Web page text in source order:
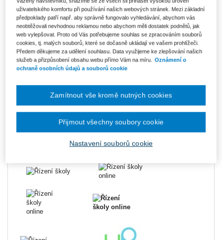
Hlavní partner:
Dalšími partnery jsou:
uživatelského komfortu při používání našich webových stránek. Mezi základní
předpoklady patří např. aby správně fungovalo vyhledávání, abychom vás
neobtěžovali nevhodnou reklamou nebo abychom měli dostatek podnětů, jak
web vylepšovat. Proto od Vás potřebujeme souhlas se zpracováním souborů
cookies, tj. malých souborů, které se dočasně ukládají ve vašem prohlížeči.
Předem děkujeme za udělení souhlasu. Data využijeme ke zlepšování našich
služeb a přizpůsobení obsahu webu přímo Vám na míru. Oznámení o
ochraně osobních údajů a souborů cookie
Nastavení souborů cookie
Zamítnout vše kromě nutných cookies
Přijmout všechny soubory cookie